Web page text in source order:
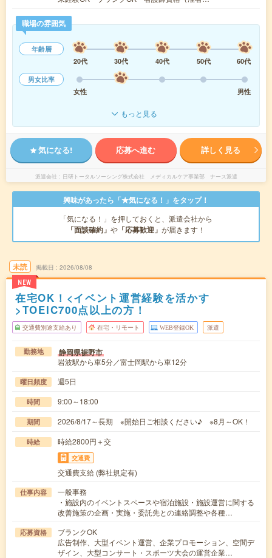
職場の雰囲気
年齢層
20代
30代 40代 50代
60代
男女比率
女性
男性
もっと見る
気になる! 応募へ進む 詳しく見る
派遣会社 日研トータルソーシング株式会社 メディカルケア事業部 ナース派遣
興味があったら「★気になる！」をタップ！
「気になる！」を押しておくと、派遣会社から
「面談確約」 や 「応募歓迎」 が届きます！
未読
NEW
掲載日 2026/08/08
在宅OK！<イベント運営経験を活かす
>TOEIC700点以上の方！
交通費別途支給あり 在宅・リモート WEB登録OK 派遣
勤務地 静岡県裾野市
岩波駅から車5分／富士岡駅から車12分
曜日頻度 週5日
時間 9:00～18:00
期間 2026/8/17～長期 ※開始日ご相談ください♪ ※8月～OK！
時給 時給2800円＋交
交通費
交通費支給 (弊社規定有)
仕事内容
一般事務
・施設内のイベントスペースや宿泊施設・施設運営に関する
改善施策の企画・実施・委託先との連絡調整や各種…
応募資格
ブランクOK
広告制作、大型イベント運営、企業プロモーション、空間デ
ザイン、大型コンサート・スポーツ大会の運営企業…